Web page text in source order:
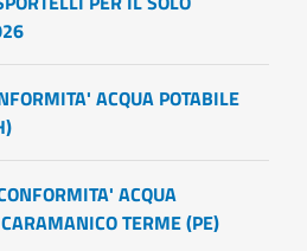
ACQUA POTABILE
ACQUA
TERME (PE)